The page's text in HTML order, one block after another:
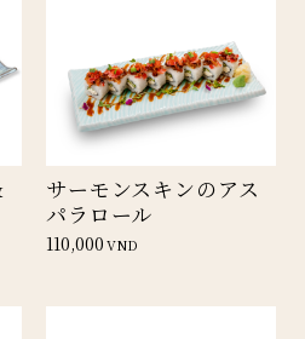
サーモンスキンのアス
パラロール
110,000VND